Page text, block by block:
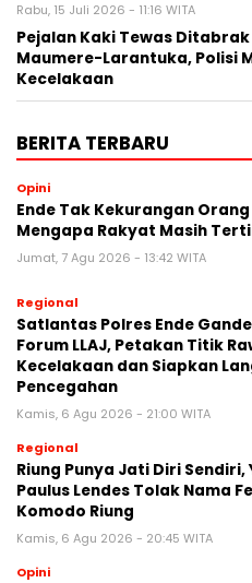
Rabu, 15 Juli 2026 - 11:16 WITA
Pejalan Kaki Tewas
Maumere-Larantuka, Polisi
Kecelakaan
BERITA TERBARU
Opini
Ende Tak Kekurangan
Mengapa Rakyat Masih
Jumat, 7 Agu 2026 - 13:42 WITA
Regional
Satlantas Polres Ende
Forum LLAJ, Petakan Titik
Kecelakaan dan Siapkan
Pencegahan
Kamis, 6 Agu 2026 - 21:00 WITA
Regional
Riung Punya Jati Diri Sendiri,
Paulus Lendes Tolak Nama
Komodo Riung
Kamis, 6 Agu 2026 - 20:45 WITA
Opini